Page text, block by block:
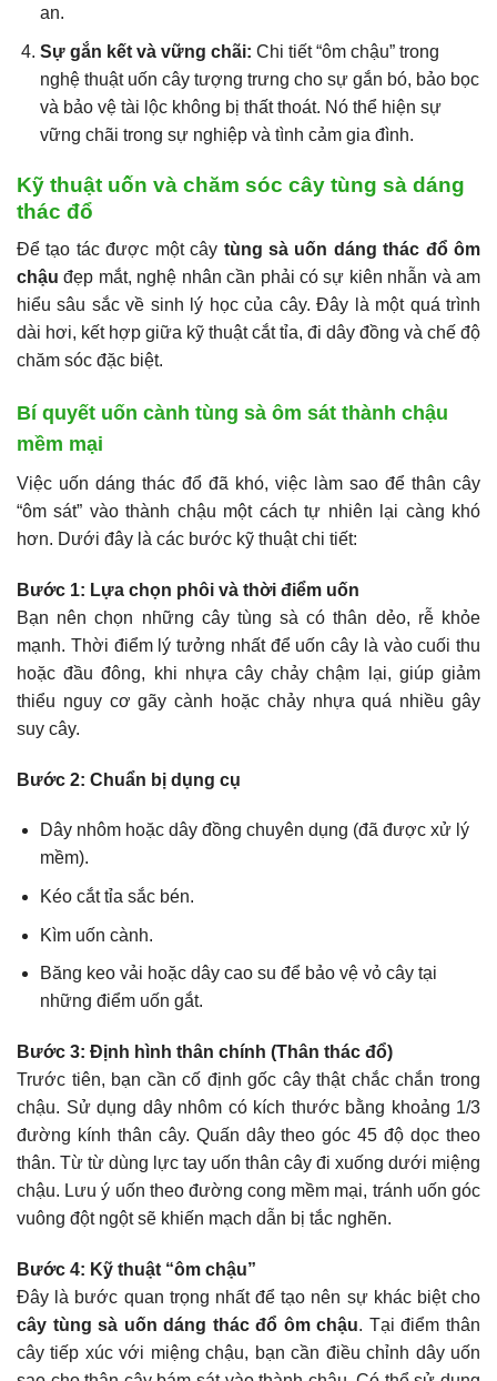
an.
Sự gắn kết và vững chãi: Chi tiết “ôm chậu” trong
nghệ thuật uốn cây tượng trưng cho sự gắn bó, bảo bọc
và bảo vệ tài lộc không bị thất thoát. Nó thể hiện sự
vững chãi trong sự nghiệp và tình cảm gia đình.
Kỹ thuật uốn và chăm sóc cây tùng sà dáng
thác đổ
Để tạo tác được một cây tùng sà uốn dáng thác đổ ôm
chậu đẹp mắt, nghệ nhân cần phải có sự kiên nhẫn và am
hiểu sâu sắc về sinh lý học của cây. Đây là một quá trình
dài hơi, kết hợp giữa kỹ thuật cắt tỉa, đi dây đồng và chế độ
chăm sóc đặc biệt.
Bí quyết uốn cành tùng sà ôm sát thành chậu
mềm mại
Việc uốn dáng thác đổ đã khó, việc làm sao để thân cây
“ôm sát” vào thành chậu một cách tự nhiên lại càng khó
hơn. Dưới đây là các bước kỹ thuật chi tiết:
Bước 1: Lựa chọn phôi và thời điểm uốn
Bạn nên chọn những cây tùng sà có thân dẻo, rễ khỏe
mạnh. Thời điểm lý tưởng nhất để uốn cây là vào cuối thu
hoặc đầu đông, khi nhựa cây chảy chậm lại, giúp giảm
thiểu nguy cơ gãy cành hoặc chảy nhựa quá nhiều gây
suy cây.
Bước 2: Chuẩn bị dụng cụ
Dây nhôm hoặc dây đồng chuyên dụng (đã được xử lý
mềm).
Kéo cắt tỉa sắc bén.
Kìm uốn cành.
Băng keo vải hoặc dây cao su để bảo vệ vỏ cây tại
những điểm uốn gắt.
Bước 3: Định hình thân chính (Thân thác đổ)
Trước tiên, bạn cần cố định gốc cây thật chắc chắn trong
chậu. Sử dụng dây nhôm có kích thước bằng khoảng 1/3
đường kính thân cây. Quấn dây theo góc 45 độ dọc theo
thân. Từ từ dùng lực tay uốn thân cây đi xuống dưới miệng
chậu. Lưu ý uốn theo đường cong mềm mại, tránh uốn góc
vuông đột ngột sẽ khiến mạch dẫn bị tắc nghẽn.
Bước 4: Kỹ thuật “ôm chậu”
Đây là bước quan trọng nhất để tạo nên sự khác biệt cho
cây tùng sà uốn dáng thác đổ ôm chậu. Tại điểm thân
cây tiếp xúc với miệng chậu, bạn cần điều chỉnh dây uốn